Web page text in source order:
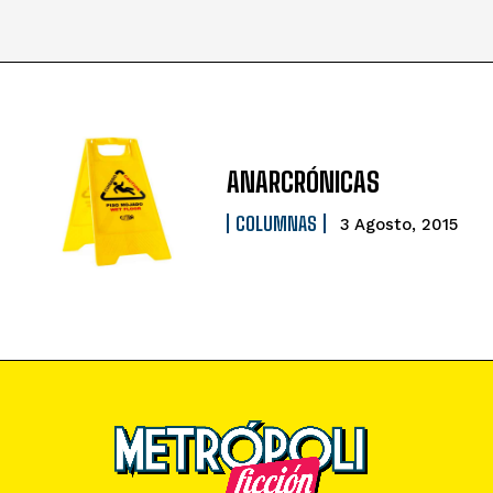
ANARCRÓNICAS
COLUMNAS 3 Agosto, 2015